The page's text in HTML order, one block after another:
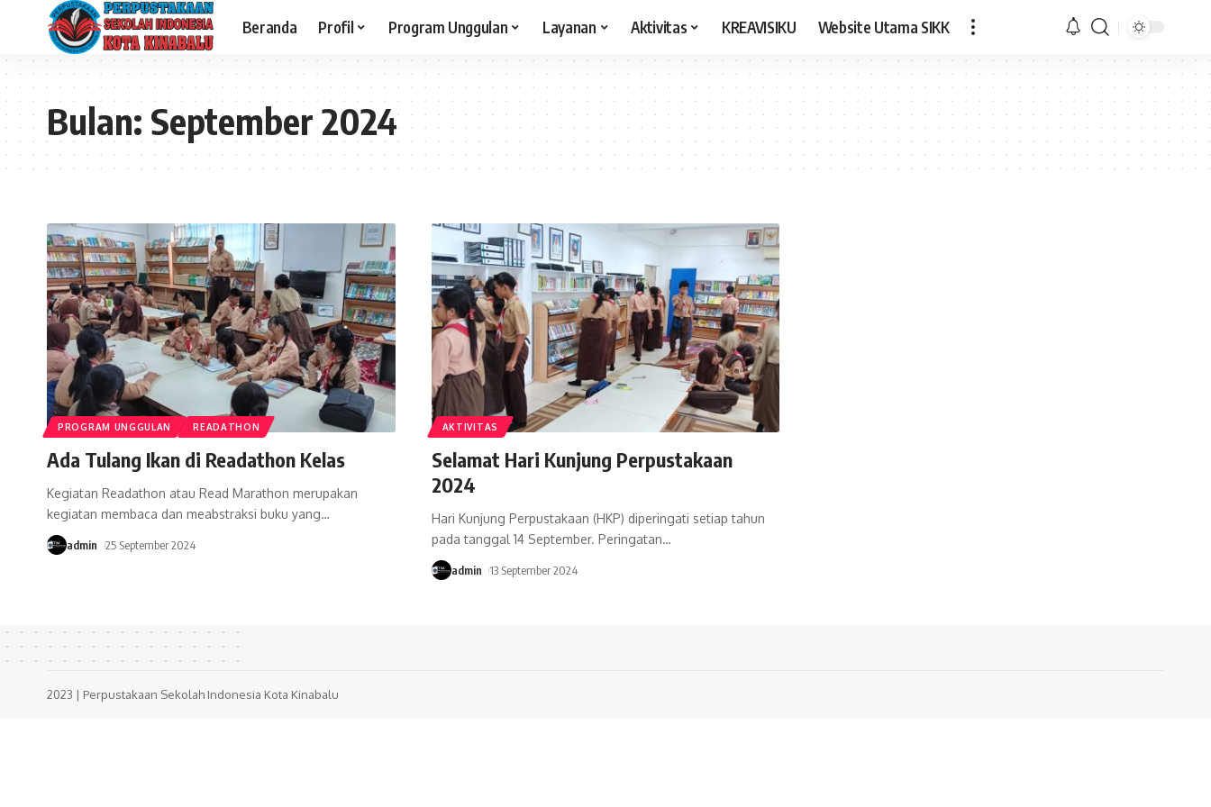
Beranda Profil Program Unggulan Layanan Aktivitas KREAVISIKU Website Utama SIKK
Bulan: September 2024
PROGRAM UNGGULAN READATHON
Ada Tulang Ikan di Readathon Kelas
Kegiatan Readathon atau Read Marathon merupakan
kegiatan membaca dan meabstraksi buku yang…
admin 25 September 2024
AKTIVITAS
Selamat Hari Kunjung Perpustakaan
2024
Hari Kunjung Perpustakaan (HKP) diperingati setiap tahun
pada tanggal 14 September. Peringatan…
admin 13 September 2024
2023 | Perpustakaan Sekolah Indonesia Kota Kinabalu